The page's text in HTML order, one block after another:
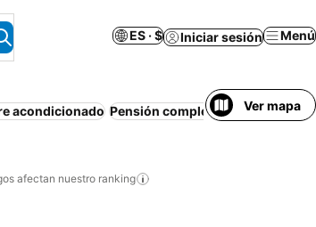
ES · $ Iniciar sesión Menú
acondicionado Pensión completa Apartamento
Ver mapa
afectan nuestro ranking